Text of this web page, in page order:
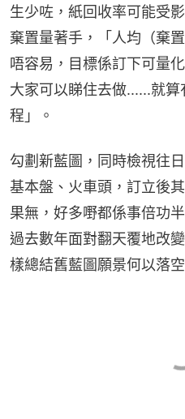
生少咗，紙回收率可能受
棄置量著手，「人均（棄
唔容易，目標係訂下可量
大家可以睇住去做......就
程」。
勾劃新藍圖，同時檢視往
基本盤、火車頭，訂立後
果無，好多嘢都係事倍功
過去數年面對翻天覆地改
樣總結舊藍圖願景何以落空